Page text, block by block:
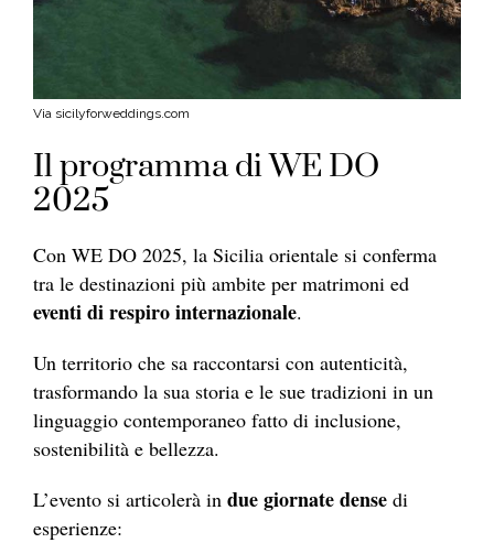
Via sicilyforweddings.com
Il programma di WE DO
2025
Con WE DO 2025, la Sicilia orientale si conferma
tra le destinazioni più ambite per matrimoni ed
eventi di respiro internazionale.
Un territorio che sa raccontarsi con autenticità,
trasformando la sua storia e le sue tradizioni in un
linguaggio contemporaneo fatto di inclusione,
sostenibilità e bellezza.
L’evento si articolerà in due giornate dense di
esperienze: